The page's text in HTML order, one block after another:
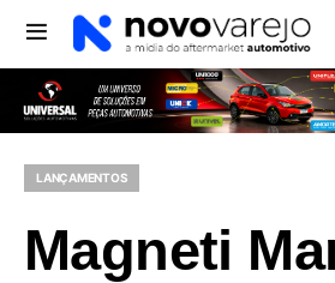
LANÇAMENTOS
Magneti